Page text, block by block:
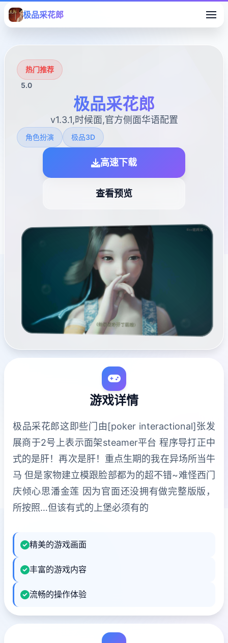
极品采花郎
热门推荐
5.0
极品采花郎
v1.3.1,时候面,官方侧面华语配置
角色扮演 极品3D
高速下载
查看预览
游戏详情
极品采花郎这即些门由[poker interactional]张发
展商于2号上表示面架steamer平台 程序导打正中
式的是肝！再次是肝！重点生期的我在异场所当牛
马 但是家物建立模跟脸部都为的超不错~难怪西门
庆倾心思潘金莲 因为官面还没拥有做完整版版，
所按照…但该有式的上堡必须有的
精美的游戏画面
丰富的游戏内容
流畅的操作体验